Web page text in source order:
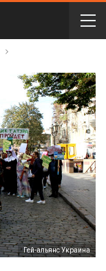
Гей-альянс Украина